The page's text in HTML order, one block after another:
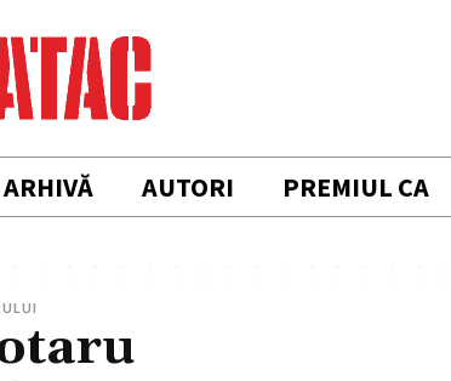
ARHIVĂ AUTORI PREMIUL CA